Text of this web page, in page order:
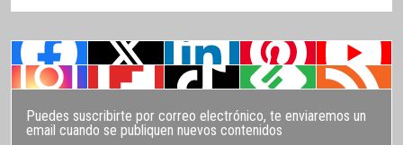
Puedes suscribirte por correo electrónico, te enviaremos un
email cuando se publiquen nuevos contenidos